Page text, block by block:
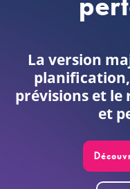
Services
La version
prévisions et le
et